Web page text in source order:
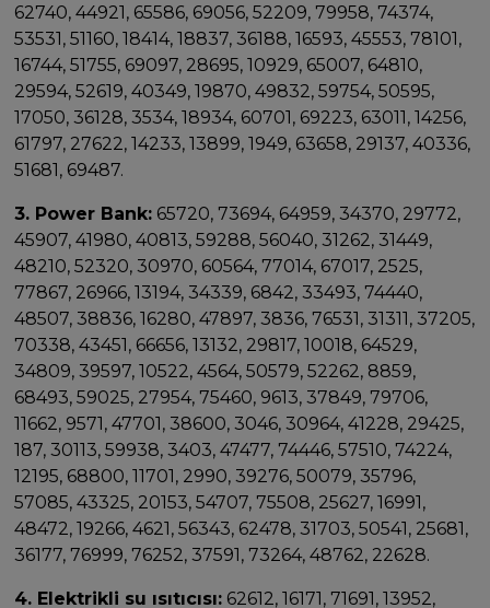
62740, 44921, 65586, 69056, 52209, 79958, 74374,
53531, 51160, 18414, 18837, 36188, 16593, 45553, 78101,
16744, 51755, 69097, 28695, 10929, 65007, 64810,
29594, 52619, 40349, 19870, 49832, 59754, 50595,
17050, 36128, 3534, 18934, 60701, 69223, 63011, 14256,
61797, 27622, 14233, 13899, 1949, 63658, 29137, 40336,
51681, 69487.
3. Power Bank: 65720, 73694, 64959, 34370, 29772,
45907, 41980, 40813, 59288, 56040, 31262, 31449,
48210, 52320, 30970, 60564, 77014, 67017, 2525,
77867, 26966, 13194, 34339, 6842, 33493, 74440,
48507, 38836, 16280, 47897, 3836, 76531, 31311, 37205,
70338, 43451, 66656, 13132, 29817, 10018, 64529,
34809, 39597, 10522, 4564, 50579, 52262, 8859,
68493, 59025, 27954, 75460, 9613, 37849, 79706,
11662, 9571, 47701, 38600, 3046, 30964, 41228, 29425,
187, 30113, 59938, 3403, 47477, 74446, 57510, 74224,
12195, 68800, 11701, 2990, 39276, 50079, 35796,
57085, 43325, 20153, 54707, 75508, 25627, 16991,
48472, 19266, 4621, 56343, 62478, 31703, 50541, 25681,
36177, 76999, 76252, 37591, 73264, 48762, 22628.
4. Elektrikli su ısıtıcısı: 62612, 16171, 71691, 13952,